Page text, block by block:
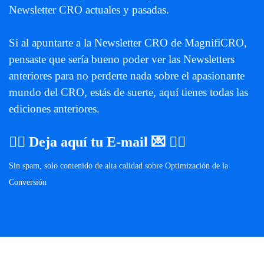
Newsletter CRO actuales y pasadas.
Si al apuntarte a la Newsletter CRO de MagnifiCRO,
pensaste que sería bueno poder ver las Newsletters
anteriores para no perderte nada sobre el apasionante
mundo del CRO, estás de suerte, aquí tienes todas las
ediciones anteriores.
👉🏼 Deja aquí tu E-mail 💌 👈🏼
Sin spam, solo contenido de alta calidad sobre Optimización de la
Conversión